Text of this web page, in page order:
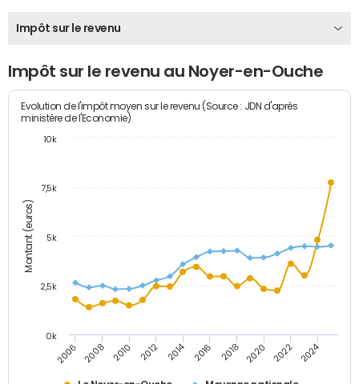
Impôt sur le revenu
Impôt sur le revenu au Noyer-en-Ouche
Montant (euros)
Evolution de l'impôt moyen sur le revenu (Source : JDN d'après
ministère de l'Economie)
2006 2008 2010 2012 2014 2016 2018 2020 2022 2024
0k
10k
2,5k
5k
7,5k